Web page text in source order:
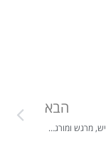
הבא
שיווק רגיש, מרגיש, מרגש ומורגש- שימוש בחכמת הדרך של מסע הגיבורה האישי ככלי לשיווק – אותנטי, מקצועי ואתי מאת: נילי דור האלה